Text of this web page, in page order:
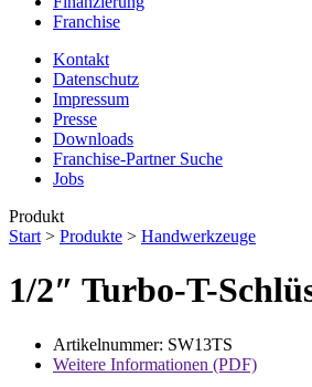
Franchise
Kontakt
Datenschutz
Impressum
Presse
Downloads
Franchise-Partner Suche
Jobs
Produkt
Start > Produkte > Handwerkzeuge
1/2″ Turbo-T-
Artikelnummer: SW13TS
Weitere Informationen (PDF)